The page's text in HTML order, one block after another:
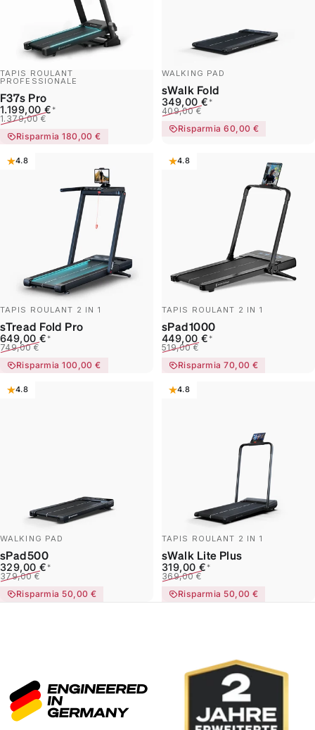
TAPIS ROULANT
PROFESSIONALE
F37s Pro
Prezzo scontato
1.199,00 € *
Prezzo di listino
1.379,00 €
Risparmia 180,00 €
WALKING PAD
sWalk Fold
Prezzo scontato
349,00 € *
Prezzo di listino
409,00 €
Risparmia 60,00 €
4.8
TAPIS ROULANT 2 IN 1
sTread Fold Pro
Prezzo scontato
649,00 € *
Prezzo di listino
749,00 €
Risparmia 100,00 €
4.8
TAPIS ROULANT 2 IN 1
sPad1000
Prezzo scontato
449,00 € *
Prezzo di listino
519,00 €
Risparmia 70,00 €
4.8
WALKING PAD
sPad500
Prezzo scontato
329,00 € *
Prezzo di listino
379,00 €
Risparmia 50,00 €
4.8
TAPIS ROULANT 2 IN 1
sWalk Lite Plus
Prezzo scontato
319,00 € *
Prezzo di listino
369,00 €
Risparmia 50,00 €